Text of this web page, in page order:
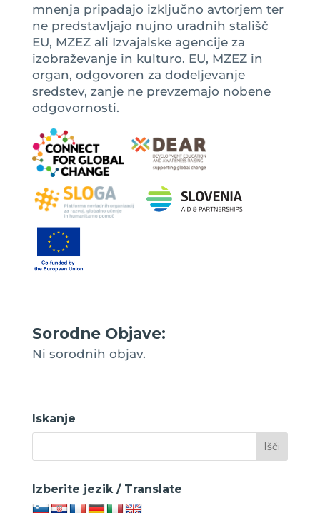
mnenja pripadajo izključno avtorjem ter
ne predstavljajo nujno uradnih stališč
EU, MZEZ ali Izvajalske agencije za
izobraževanje in kulturo. EU, MZEZ in
organ, odgovoren za dodeljevanje
sredstev, zanje ne prevzemajo nobene
odgovornosti.
Sorodne Objave:
Ni sorodnih objav.
Iskanje
Izberite jezik / Translate